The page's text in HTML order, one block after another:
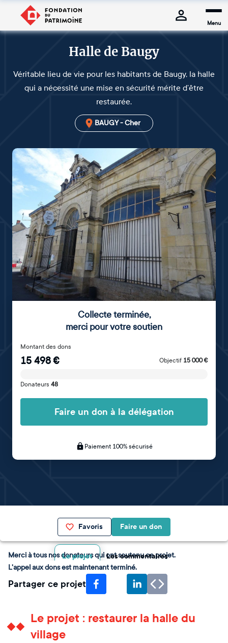
Menu
Halle de Baugy
Véritable lieu de vie pour les habitants de Baugy, la halle
qui a nécessité une mise en sécurité mérite d’être
restaurée.
BAUGY - Cher
Collecte terminée,
merci pour votre soutien
Montant des dons
15 498€ Objectif 15 000€
Donateurs 48
Faire un don à la délégation
Paiement 100% sécurisé
Favoris Faire un don
Le projet Les commentaires
Merci à tous nos donateurs qui ont soutenu ce projet.
L'appel aux dons est maintenant terminé.
Partager ce projet
Le projet : restaurer la halle du
village